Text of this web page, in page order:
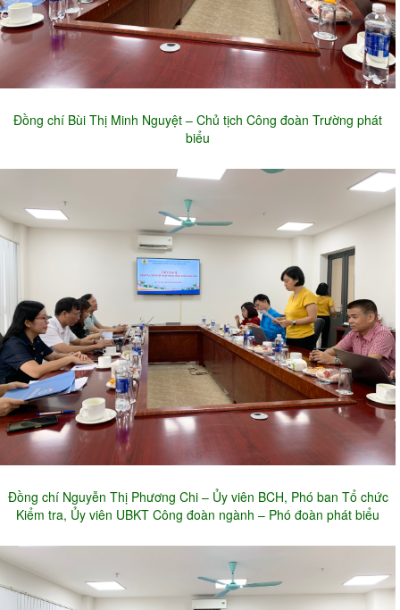
Đồng chí Bùi Thị Minh Nguyệt – Chủ tịch Công đoàn Trường phát
biểu
Đồng chí Nguyễn Thị Phương Chi – Ủy viên BCH, Phó ban Tổ chức
Kiểm tra, Ủy viên UBKT Công đoàn ngành – Phó đoàn phát biểu